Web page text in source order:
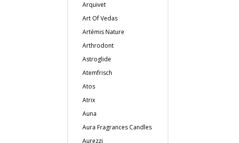
Arquivet
Art Of Vedas
Artémis Nature
Arthrodont
Astroglide
Atemfrisch
Atos
Atrix
Auna
Aura Fragrances Candles
Aurezzi